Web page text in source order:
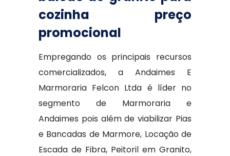
cozinha preço
promocional
Empregando os principais recursos
comercializados, a Andaimes E
Marmoraria Felcon Ltda é líder no
segmento de Marmoraria e
Andaimes pois além de viabilizar Pias
e Bancadas de Marmore, Locação de
Escada de Fibra, Peitoril em Granito,